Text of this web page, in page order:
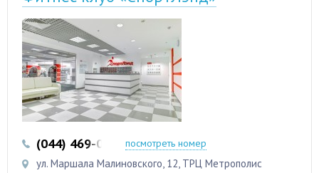
(044) 469-06-07 (050) 469-06-07
посмотреть номер
ул. Маршала Малиновского, 12, ТРЦ Метрополис